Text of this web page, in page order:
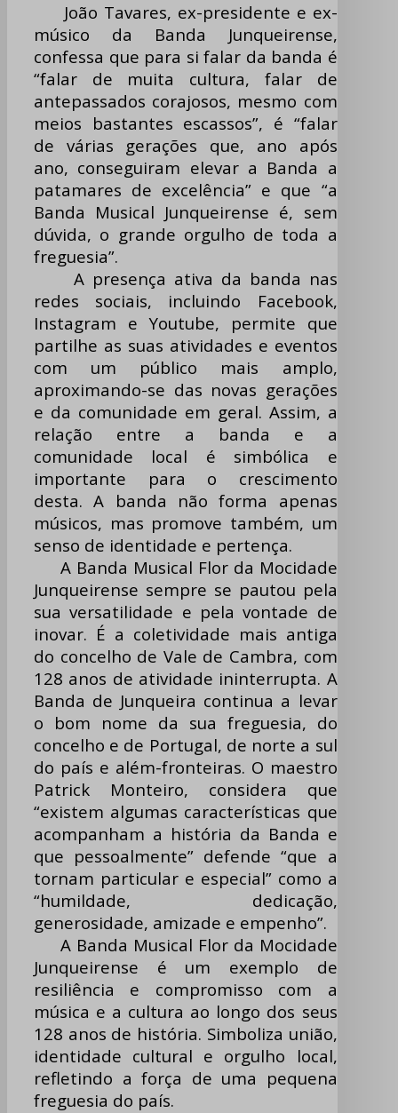
João Tavares, ex-presidente e ex-
músico da Banda Junqueirense,
confessa que para si falar da banda é
“falar de muita cultura, falar de
antepassados corajosos, mesmo com
meios bastantes escassos”, é “falar
de várias gerações que, ano após
ano, conseguiram elevar a Banda a
patamares de excelência” e que “a
Banda Musical Junqueirense é, sem
dúvida, o grande orgulho de toda a
freguesia”.
A presença ativa da banda nas
redes sociais, incluindo Facebook,
Instagram e Youtube, permite que
partilhe as suas atividades e eventos
com um público mais amplo,
aproximando-se das novas gerações
e da comunidade em geral. Assim, a
relação entre a banda e a
comunidade local é simbólica e
importante para o crescimento
desta. A banda não forma apenas
músicos, mas promove também, um
senso de identidade e pertença.
A Banda Musical Flor da Mocidade
Junqueirense sempre se pautou pela
sua versatilidade e pela vontade de
inovar. É a coletividade mais antiga
do concelho de Vale de Cambra, com
128 anos de atividade ininterrupta. A
Banda de Junqueira continua a levar
o bom nome da sua freguesia, do
concelho e de Portugal, de norte a sul
do país e além-fronteiras. O maestro
Patrick Monteiro, considera que
“existem algumas características que
acompanham a história da Banda e
que pessoalmente” defende “que a
tornam particular e especial” como a
“humildade, dedicação,
generosidade, amizade e empenho”.
A Banda Musical Flor da Mocidade
Junqueirense é um exemplo de
resiliência e compromisso com a
música e a cultura ao longo dos seus
128 anos de história. Simboliza união,
identidade cultural e orgulho local,
refletindo a força de uma pequena
freguesia do país.